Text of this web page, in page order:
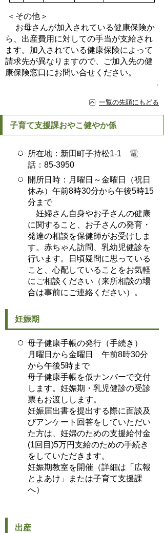
＜その他＞
お母さんが加入されている健康保険か
ら、出産費用に対しての手当が支給され
ます。加入されている健康保険によって
請求先が異なりますので、ご加入先の健
康保険窓口にお問い合せください。
,
一覧の先頭にもどる
子育て支援課おやこ健やか係
所在地：新田町子持松1-1 電
話：85-3950
開所日時：月曜日～金曜日（祝日
休み）午前8時30分から午後5時15
分まで
妊婦さん自身やお子さんの健康
に関すること、お子さんの発育・
発達の相談を保健師がお受けしま
す。赤ちゃん訪問、乳幼児健診を
行います。日頃疑問に思っている
こと、心配していることをお気軽
にご相談ください（来所相談の場
合は事前にご連絡ください）。
妊娠期
母子健康手帳の発行（手続き）
月曜日から金曜日 午前8時30分
から午後5時まで
母子健康手帳を仮ナンバーで交付
します。妊娠期・乳児健診の受診
票もお渡しします。
妊娠届出書を提出する際に面談及
びアンケート回答をしていただい
た方は、妊婦のための支援給付金
(1回目)5万円支給のための手続き
をしていただきます。
妊娠期教室を開催（詳細は「広報
とよあけ」または子育て支援課
へ）
出産